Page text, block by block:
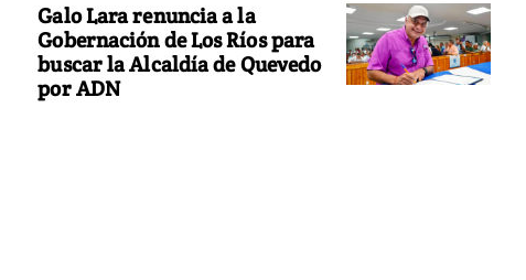
Galo Lara renuncia a la
Gobernación de Los Ríos para
buscar la Alcaldía de Quevedo
por ADN